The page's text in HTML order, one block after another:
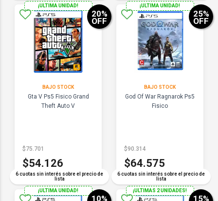
¡ULTIMA UNIDAD!
BAJO STOCK
Gta V Ps5 Fisico Grand
Theft Auto V
6 cuotas sin interés sobre el precio de
lista
20%
OFF
$75.701
$54.126
¡ULTIMA UNIDAD!
BAJO STOCK
God Of War Ragnarok Ps5
Fisico
6 cuotas sin interés sobre el precio de
lista
25%
OFF
$90.314
$64.575
¡ULTIMA UNIDAD!
10%
¡ULTIMAS 2 UNIDADES!
15%